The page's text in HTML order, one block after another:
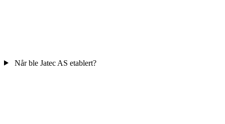
Når ble Jatec AS etablert?